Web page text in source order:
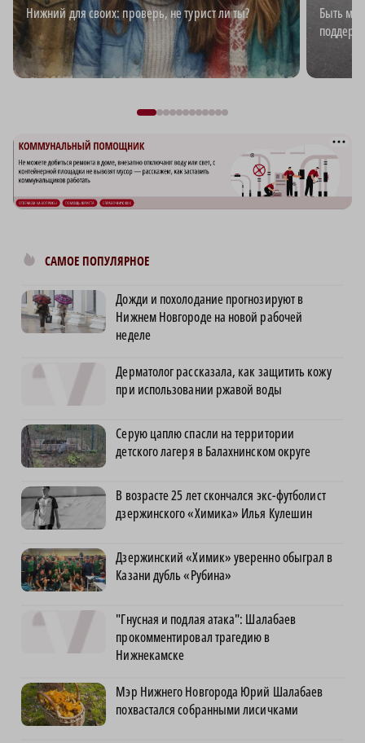
Нижний для своих: проверь, не турист ли ты?
Быть
САМОЕ ПОПУЛЯРНОЕ
Дожди и похолодание прогнозируют в
Нижнем Новгороде на новой рабочей
неделе
Дерматолог рассказала, как защитить кожу
при использовании ржавой воды
Серую цаплю спасли на территории
детского лагеря в Балахнинском округе
В возрасте 25 лет скончался экс-футболист
дзержинского «Химика» Илья Кулешин
Дзержинский «Химик» уверенно обыграл в
Казани дубль «Рубина»
"Гнусная и подлая атака": Шалабаев
прокомментировал трагедию в
Нижнекамске
Мэр Нижнего Новгорода Юрий Шалабаев
похвастался собранными лисичками